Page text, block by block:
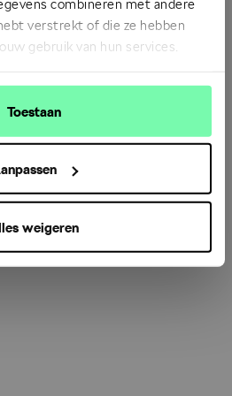
combineren met andere
verstrekt of die ze hebben
gebruik van hun services.
Toestaan
weigeren